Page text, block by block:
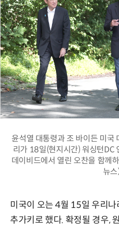
윤석열 대통령과 조 바이든 미국
리가 18일(현지시간) 워싱턴DC
데이비드에서 열린 오찬을 함께
뉴스
미국이 오는 4월 15일 우리나
추가키로 했다. 확정될 경우,